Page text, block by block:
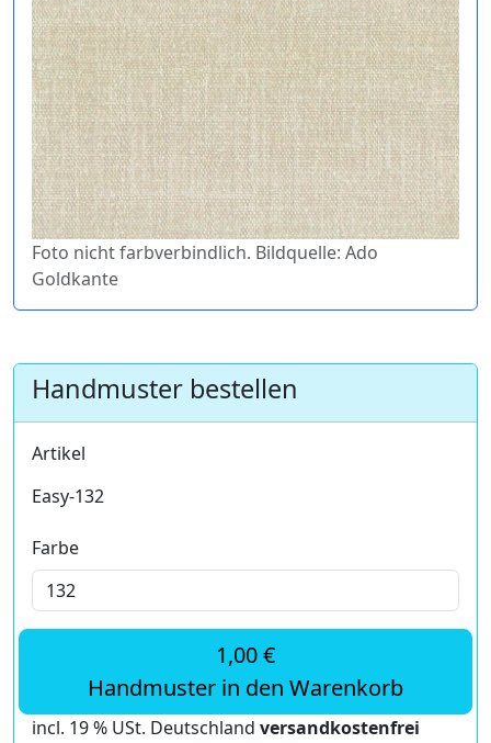
Foto nicht farbverbindlich. Bildquelle: Ado
Goldkante
Handmuster bestellen
Artikel
Easy-132
Farbe
1,00 €
Handmuster in den Warenkorb
incl. 19 % USt. Deutschland versandkostenfrei